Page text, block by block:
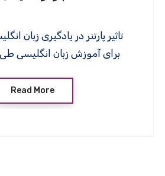
تاثیر پارتنر در یادگیری زبان انگلیسی مسیری که
برای آموزش زبان انگلیسی
Read More